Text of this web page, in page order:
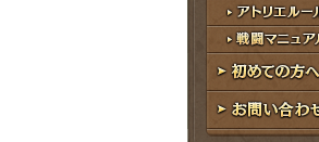
シナリオルール
アトリエルール
戦闘マニュアル
初めての方へ